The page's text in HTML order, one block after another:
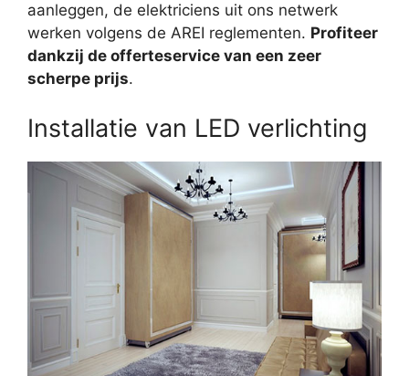
aanleggen, de elektriciens uit ons netwerk
werken volgens de AREI reglementen. Profiteer
dankzij de offerteservice van een zeer
scherpe prijs.
Installatie van LED verlichting